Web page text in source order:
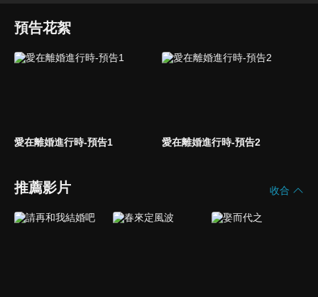
預告花絮
愛在離婚進行時-預告1 愛在離婚進行時-預告2
推薦影片 收合